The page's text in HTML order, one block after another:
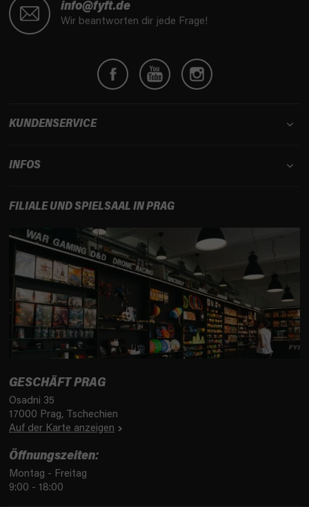
info@fyft.de
Wir beantworten dir jede Frage!
KUNDENSERVICE
INFOS
FILIALE UND SPIELSAAL IN PRAG
GESCHÄFT PRAG
Osadni 35
17000 Prag, Tschechien
Auf der Karte anzeigen
Öffnungszeiten:
Montag - Freitag
9:00 - 18:00